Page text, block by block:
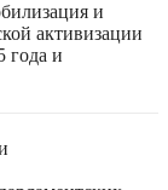
и
активизации
года и